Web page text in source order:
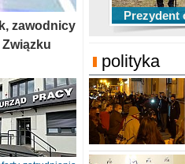
zawodnicy
Prezydent
w EBL w
w sezonie
polityka